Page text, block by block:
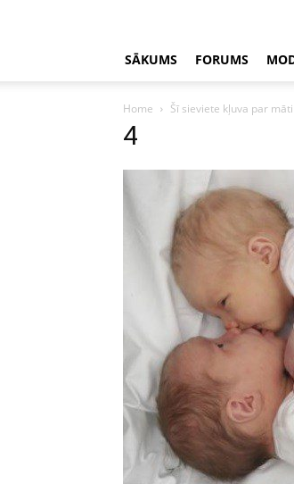
SĀKUMS FORUMS
Home Šī sieviete kļuva par
4